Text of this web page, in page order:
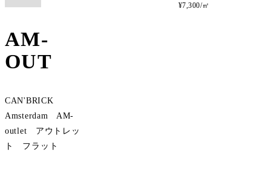
AM-
OUT
CAN'BRICK
Amsterdam AM-
outlet アウトレッ
ト フラット
¥7,300/㎡